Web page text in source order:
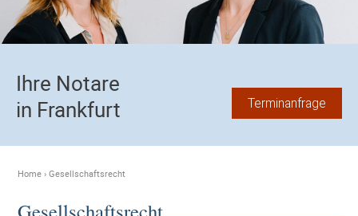
Ihre Notare
in Frankfurt
Terminanfrage
Home ›Gesellschaftsrecht
Gesellschaftsrecht